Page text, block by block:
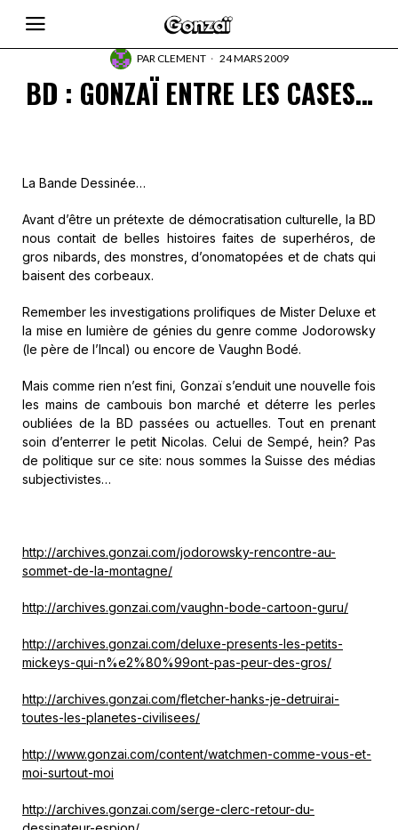
PARCLEMENT 24 MARS 2009
BD : GONZAÏ ENTRE LES CASES…
La Bande Dessinée…
Avant d’être un prétexte de démocratisation culturelle, la BD
nous contait de belles histoires faites de superhéros, de
gros nibards, des monstres, d’onomatopées et de chats qui
baisent des corbeaux.
Remember les investigations prolifiques de Mister Deluxe et
la mise en lumière de génies du genre comme Jodorowsky
(le père de l’Incal) ou encore de Vaughn Bodé.
Mais comme rien n’est fini, Gonzaï s’enduit une nouvelle fois
les mains de cambouis bon marché et déterre les perles
oubliées de la BD passées ou actuelles. Tout en prenant
soin d’enterrer le petit Nicolas. Celui de Sempé, hein? Pas
de politique sur ce site: nous sommes la Suisse des médias
subjectivistes…
http://archives.gonzai.com/jodorowsky-rencontre-au-
sommet-de-la-montagne/
http://archives.gonzai.com/vaughn-bode-cartoon-guru/
http://archives.gonzai.com/deluxe-presents-les-petits-
mickeys-qui-n%e2%80%99ont-pas-peur-des-gros/
http://archives.gonzai.com/fletcher-hanks-je-detruirai-
toutes-les-planetes-civilisees/
http://www.gonzai.com/content/watchmen-comme-vous-et-
moi-surtout-moi
http://archives.gonzai.com/serge-clerc-retour-du-